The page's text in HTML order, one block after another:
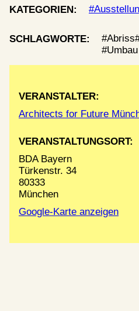
KATEGORIEN:
SCHLAGWORTE: Abriss
Umbau
VERANSTALTER:
Architects for Future
VERANSTALTUNGSORT:
BDA Bayern
Türkenstr. 34
80333
München
Google-Karte anzeigen